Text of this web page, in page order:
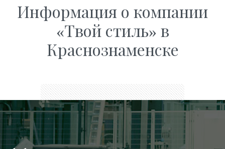
Информация о компании
«Твой стиль» в
Краснознаменске